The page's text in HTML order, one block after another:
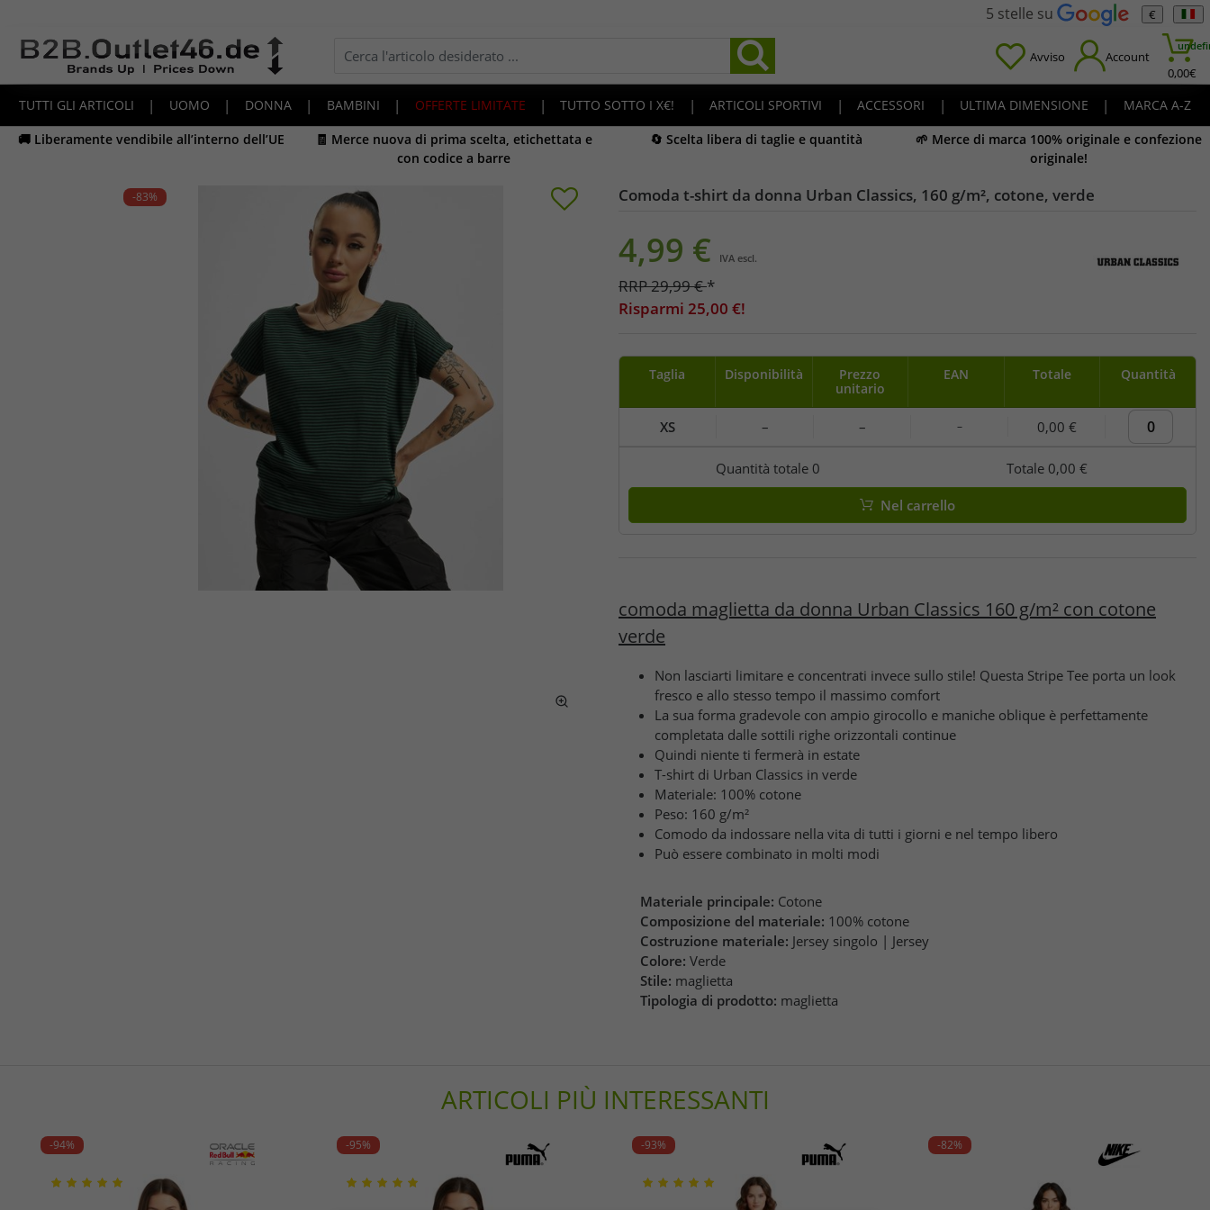
5 stelle su €
Avviso Account
0,00€
TUTTI GLI ARTICOLI | UOMO | DONNA | BAMBINI | OFFERTE LIMITATE | TUTTO SOTTO I X€! | ARTICOLI SPORTIVI | ACCESSORI | ULTIMA DIMENSIONE |
MARCA A-Z
🚚 Liberamente vendibile all’interno dell’UE
🧾 Merce nuova di prima scelta, etichettata e
con codice a barre
🔄 Scelta libera di taglie e quantità
🌱 Merce di marca 100% originale e confezione
originale!
-83% Comoda t-shirt da donna Urban Classics, 160 g/m², cotone, verde
4,99 € IVA escl.
RRP29,99€*
Risparmi 25,00 €!
Taglia Disponibilità
Prezzo
unitario
EAN Totale Quantità
XS – – – 0,00 €
Quantità totale 0 Totale 0,00 €
Nel carrello
comoda maglietta da donna Urban Classics 160 g/m² con cotone
verde
Non lasciarti limitare e concentrati invece sullo stile! Questa Stripe Tee porta un look
fresco e allo stesso tempo il massimo comfort
La sua forma gradevole con ampio girocollo e maniche oblique è perfettamente
completata dalle sottili righe orizzontali continue
Quindi niente ti fermerà in estate
T-shirt di Urban Classics in verde
Materiale: 100% cotone
Peso: 160 g/m²
Comodo da indossare nella vita di tutti i giorni e nel tempo libero
Può essere combinato in molti modi
Materiale principale: Cotone
Composizione del materiale: 100% cotone
Costruzione materiale: Jersey singolo | Jersey
Colore: Verde
Stile: maglietta
Tipologia di prodotto: maglietta
ARTICOLI PIÙ INTERESSANTI
-94% -95% -93% -82%